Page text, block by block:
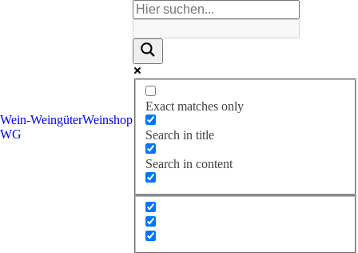
Wein-
WG
WeingüterWeinshop
Exact matches only
Search in title
Search in content